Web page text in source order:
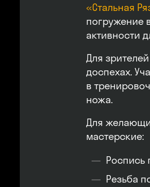
«Стальная
погружение
активности
Для
доспехах.
в
ножа.
Для
мастерские:
Роспись
Резьба